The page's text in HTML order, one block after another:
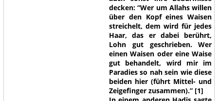
decken:“Wer um Allahs willen
über den Kopf eines Waisen
streichelt, dem wird für jedes
Haar, das er dabei berührt,
Lohn gut geschrieben. Wer
einen Waisen oder eine Waise
gut behandelt, wird mir im
Paradies so nah sein wie diese
beiden hier (führt Mittel- und
Zeigefinger zusammen).”[1]